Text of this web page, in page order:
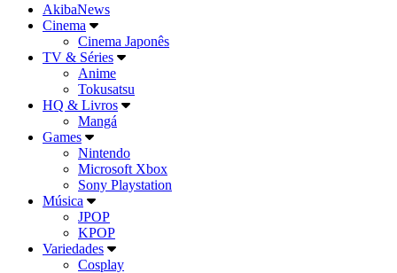
AkibaNews
Cinema
Cinema Japonês
TV & Séries
Anime
Tokusatsu
HQ & Livros
Mangá
Games
Nintendo
Microsoft Xbox
Sony Playstation
Música
JPOP
KPOP
Variedades
Cosplay